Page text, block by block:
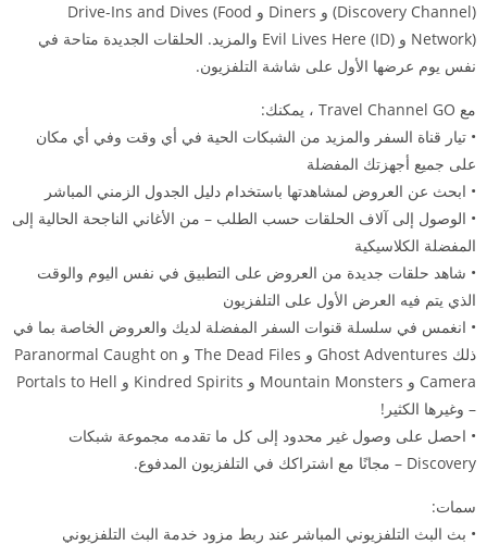
(Discovery Channel) و Diners و Drive-Ins and Dives (Food
Network) و Evil Lives Here (ID) والمزيد. الحلقات الجديدة متاحة في
نفس يوم عرضها الأول على شاشة التلفزيون.
مع Travel Channel GO ، يمكنك:
• تيار قناة السفر والمزيد من الشبكات الحية في أي وقت وفي أي مكان
على جميع أجهزتك المفضلة
• ابحث عن العروض لمشاهدتها باستخدام دليل الجدول الزمني المباشر
• الوصول إلى آلاف الحلقات حسب الطلب – من الأغاني الناجحة الحالية إلى
المفضلة الكلاسيكية
• شاهد حلقات جديدة من العروض على التطبيق في نفس اليوم والوقت
الذي يتم فيه العرض الأول على التلفزيون
• انغمس في سلسلة قنوات السفر المفضلة لديك والعروض الخاصة بما في
ذلك Ghost Adventures و The Dead Files و Paranormal Caught on
Camera و Mountain Monsters و Kindred Spirits و Portals to Hell
– وغيرها الكثير!
• احصل على وصول غير محدود إلى كل ما تقدمه مجموعة شبكات
Discovery – مجانًا مع اشتراكك في التلفزيون المدفوع.
سمات:
• بث البث التلفزيوني المباشر عند ربط مزود خدمة البث التلفزيوني